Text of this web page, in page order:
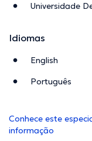
Universidade
Idiomas
English
Português
Conhece este
informação